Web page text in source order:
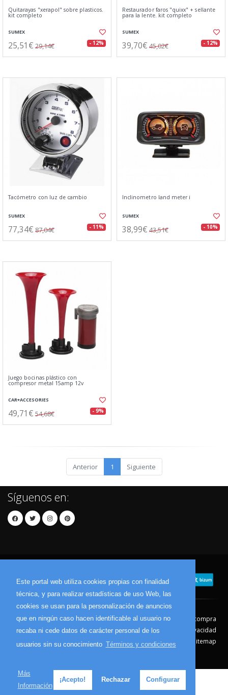
Este portal web utiliza cookies propias con finalidad
técnica, y para realizar estadísticas de uso Web, las
cookies se usan para la personalización de anuncios
que en ningún caso hacen identificable al usuario no
recaba ni cede datos de carácter personal de los
usuarios sin su conocimiento Términos y condiciones
Más
Información
¡Acepto! Rechazar Configurar
Quitarayas "xerapol" sobre plasticos.
kit completo
SUMEX
25,51€ 29,14€ - 12%
Restaurador faros "quixx" + sellante
para la lente. kit completo
SUMEX
39,70€ 45,02€ - 12%
Tacómetro con luz de cambio
SUMEX
77,34€ 87,04€ - 11%
Inclinometro land meter i
SUMEX
38,99€ 43,51€ - 10%
Juego bocinas plástico con
compresor metal 15amp 12v
CAR+ACCESORIES
49,71€ 54,68€ - 9%
Anterior 1 Siguiente
Síguenos en:
Contacto Aviso Legal
Condiciones de compra
Política de envíos
Política de devolución
Política de Privacidad
Política de Cookies
Sitemap